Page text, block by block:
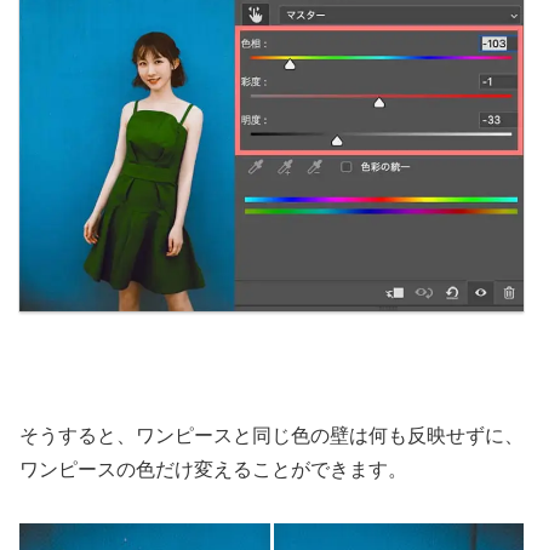
そうすると、ワンピースと同じ色の壁は何も反映せずに、
ワンピースの色だけ変えることができます。